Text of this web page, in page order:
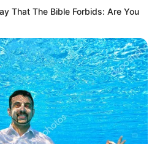
That The Bible Forbids: Are You